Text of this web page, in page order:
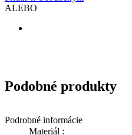
ALEBO
Podrobné informácie
Materiál :
Podobné produkty